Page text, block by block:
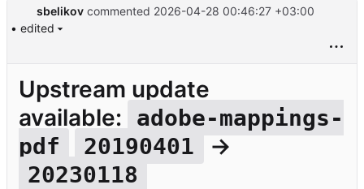
sbelikov commented 2026-04-28 00:46:27 +03:00
• edited
Upstream update
available:
adobe-mappings-
pdf
20190401 →
20230118